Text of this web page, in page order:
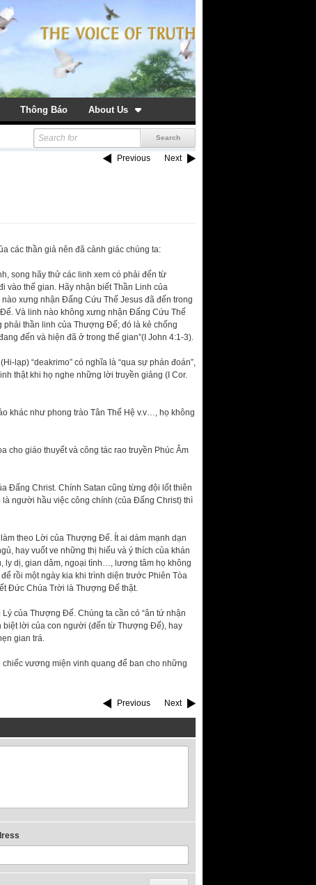
Thông Báo About Us
Previous Next
các thần giả nên đã cảnh giác chúng ta:
song hãy thử các linh xem có phải đến từ
vào thế gian. Hãy nhận biết Thần Linh của
xưng nhận Đấng Cứu Thế Jesus đã đến trong
Và linh nào không xưng nhận Đấng Cứu Thế
phải thần linh của Thượng Đế; đó là kẻ chống
đến và hiện đã ở trong thế gian”(I John 4:1-3).
lạp) “deakrimo” có nghĩa là “qua sự phán đoán”,
thật khi họ nghe những lời truyền giảng (I Cor.
khác như phong trào Tân Thế Hệ v.v…, họ không
cho giáo thuyết và công tác rao truyền Phúc Âm
Đấng Christ. Chính Satan cũng từng đội lốt thiên
người hầu việc công chính (của Đấng Christ) thì
theo Lời của Thượng Đế. Ít ai dám mạnh dạn
hay vuốt ve những thị hiếu và ý thích của khán
ly dị, gian dâm, ngoại tình…, lương tâm họ không
rồi một ngày kia khi trình diện trước Phiên Tòa
Đức Chúa Trời là Thượng Đế thật.
của Thượng Đế. Chúng ta cần có “ân tứ nhận
biệt lời của con người (đến từ Thượng Đế), hay
gian trá.
vương miện vinh quang để ban cho những
Previous Next